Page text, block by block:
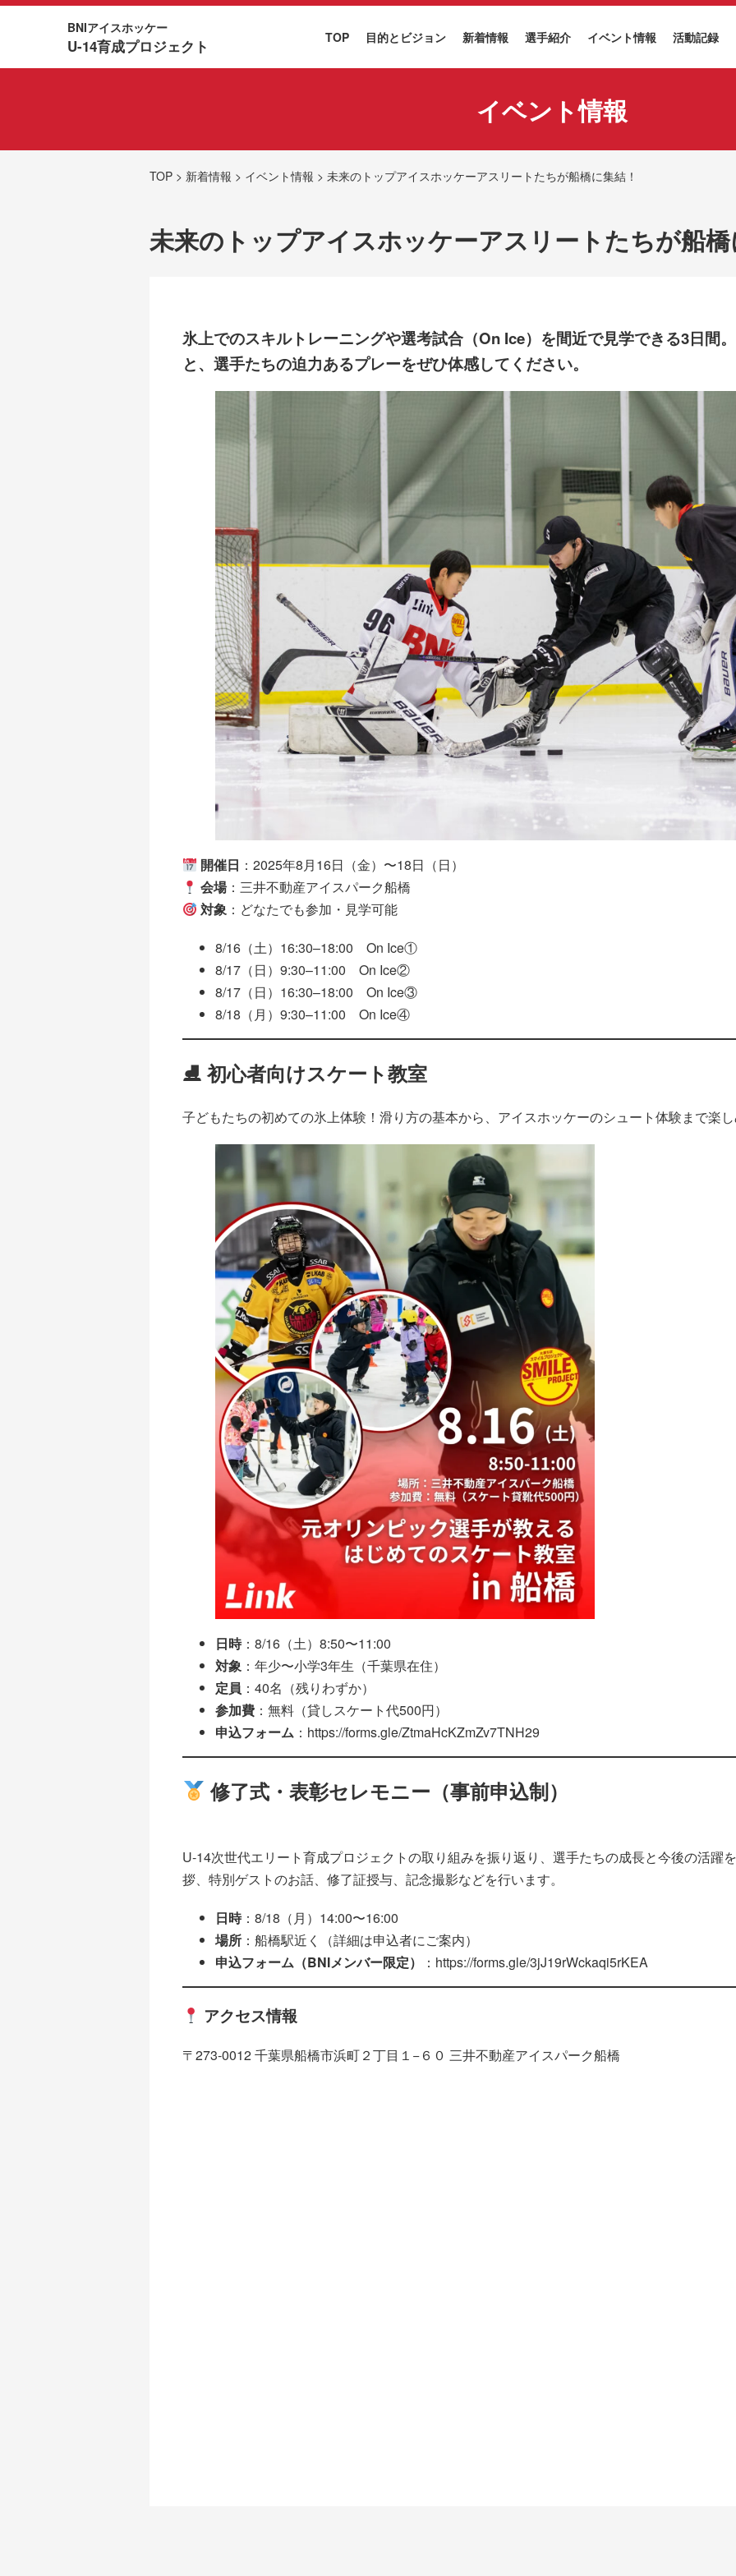
BNIアイスホッケー
U-14育成プロジェクト TOP 目的とビジョン 新着情報 選手紹介 イベント情報 活動記録
イベント情報
TOP > 新着情報 > イベント情報 > 未来のトップアイスホッケーアスリートたちが船橋に集結！
未来のトップアイスホッケーアスリートたちが船
氷上でのスキルトレーニングや選考試合（On Ice）を間近で見学できる3日間
と、選手たちの迫力あるプレーをぜひ体感してください。
開催日 ：2025年8月16日（金）〜18日（日）
会場：三井不動産アイスパーク船橋
対象 ：どなたでも参加・見学可能
8/16（土）16:30–18:00 On Ice①
8/17（日）9:30–11:00 On Ice②
8/17（日）16:30–18:00 On Ice③
8/18（月）9:30–11:00 On Ice④
⛸ 初心者向けスケート教室
子どもたちの初めての氷上体験！滑り方の基本から、アイスホッケーのシュート体験まで楽
日時：8/16（土）8:50〜11:00
対象 ：年少〜小学3年生（千葉県在住）
定員 ：40名（残りわずか）
参加費 ：無料（貸しスケート代500円）
申込フォーム ： https://forms.gle/ZtmaHcKZmZv7TNH29
修了式・表彰セレモニー（事前申込制）
U-14次世代エリート育成プロジェクトの取り組みを振り返り、選手たちの成長と今後の活躍
拶、特別ゲストのお話、修了証授与、記念撮影などを行います。
日時：8/18（月）14:00〜16:00
場所 ：船橋駅近く（詳細は申込者にご案内）
申込フォーム（BNIメンバー限定）
： https://forms.gle/3jJ19rWckaqi5rKEA
アクセス情報
〒273-0012 千葉県船橋市浜町２丁目１−６０ 三井不動産アイスパーク船橋